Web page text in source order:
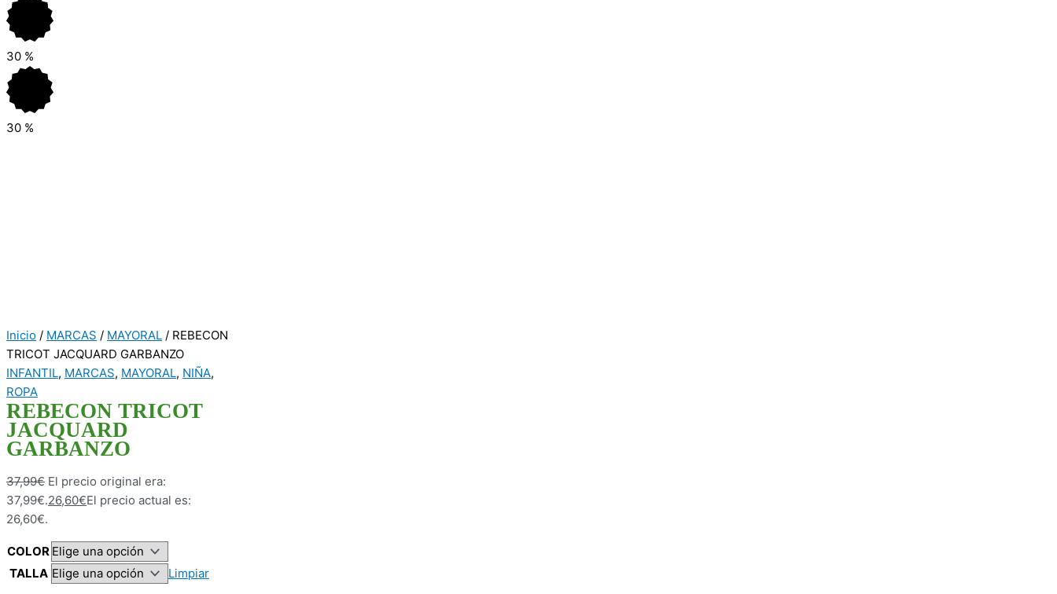
30 %
30 %
Inicio / MARCAS / MAYORAL / REBECON
TRICOT JACQUARD GARBANZO
INFANTIL, MARCAS, MAYORAL, NIÑA,
ROPA
REBECON TRICOT
JACQUARD
GARBANZO
37,99€ El precio original era:
37,99€.26,60€El precio actual es:
26,60€.
COLOR
TALLA
Limpiar